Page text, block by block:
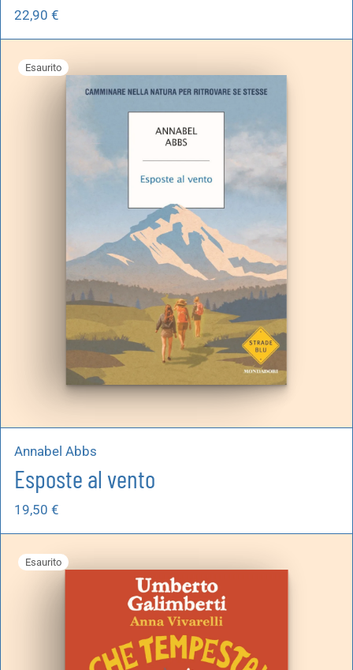
22,90 €
Esaurito
Annabel Abbs
Esposte al vento
19,50 €
Esaurito